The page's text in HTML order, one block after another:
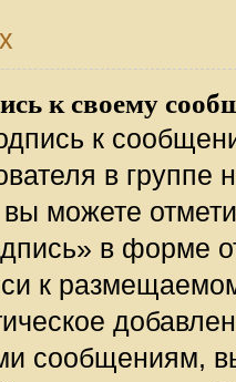
к своему
к
в
можете
в форме
к
сообщениям,